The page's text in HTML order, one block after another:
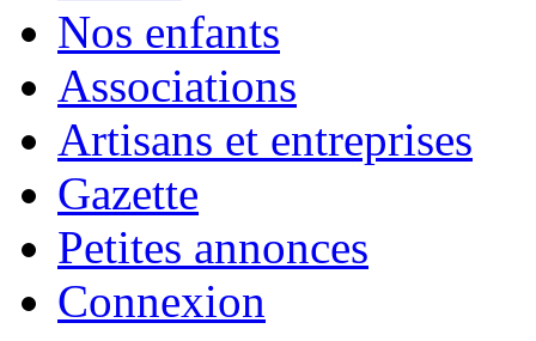
Nos enfants
Associations
Artisans et entreprises
Gazette
Petites annonces
Connexion